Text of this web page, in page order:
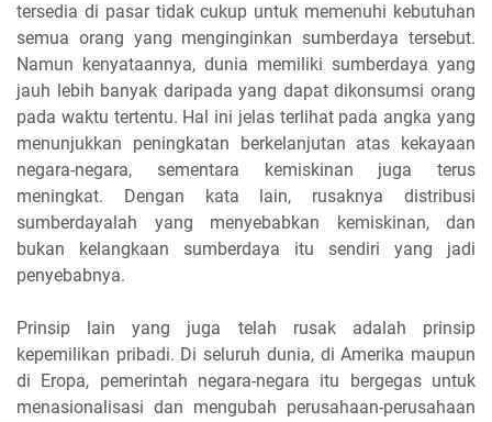
tersedia di pasar tidak cukup untuk memenuhi kebutuhan
semua orang yang menginginkan sumberdaya tersebut.
Namun kenyataannya, dunia memiliki sumberdaya yang
jauh lebih banyak daripada yang dapat dikonsumsi orang
pada waktu tertentu. Hal ini jelas terlihat pada angka yang
menunjukkan peningkatan berkelanjutan atas kekayaan
negara-negara, sementara kemiskinan juga terus
meningkat. Dengan kata lain, rusaknya distribusi
sumberdayalah yang menyebabkan kemiskinan, dan
bukan kelangkaan sumberdaya itu sendiri yang jadi
penyebabnya.
Prinsip lain yang juga telah rusak adalah prinsip
kepemilikan pribadi. Di seluruh dunia, di Amerika maupun
di Eropa, pemerintah negara-negara itu bergegas untuk
menasionalisasi dan mengubah perusahaan-perusahaan